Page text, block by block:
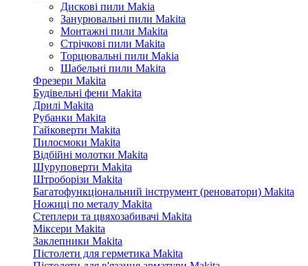
Дискові пили Makia
Занурювальні пили Makita
Монтажні пили Makita
Стрічкові пили Makita
Торцювальні пили Makia
Шабельні пили Makita
Фрезери Makita
Будівельні фени Makita
Дрилі Makita
Рубанки Makita
Гайковерти Makita
Пилосмоки Makita
Відбійні молотки Makita
Шуруповерти Makita
Штроборізи Makita
Багатофункціональний інструмент (реноватори) Makita
Ножиці по металу Makita
Степлери та цвяхозабивачі Makita
Міксери Makita
Заклепники Makita
Пістолети для герметика Makita